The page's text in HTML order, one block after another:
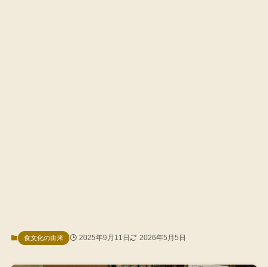
食文化の由来 2025年9月11日 2026年5月5日